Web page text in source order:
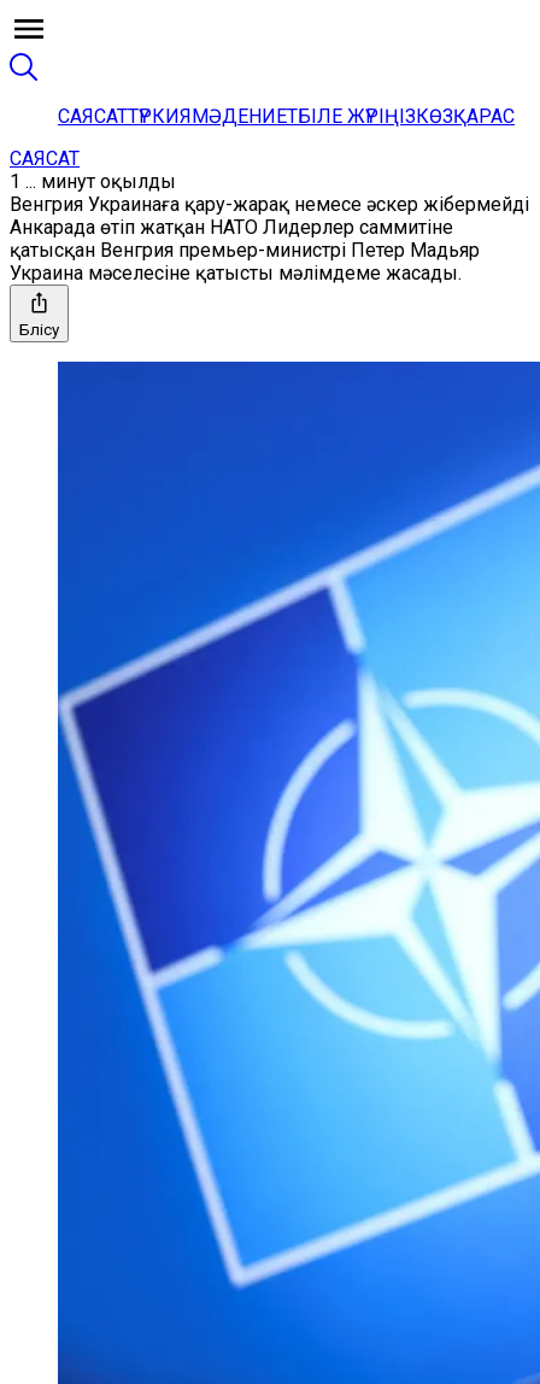
САЯСАТТҮРКИЯМӘДЕНИЕТБІЛЕ ЖҮРІҢІЗКӨЗҚАРАС
САЯСАТ
1 ... минут оқылды
Венгрия Украинаға қару-жарақ немесе әскер жібермейді
Анкарада өтіп жатқан НАТО Лидерлер саммитіне
қатысқан Венгрия премьер-министрі Петер Мадьяр
Украина мәселесіне қатысты мәлімдеме жасады.
Бөлісу